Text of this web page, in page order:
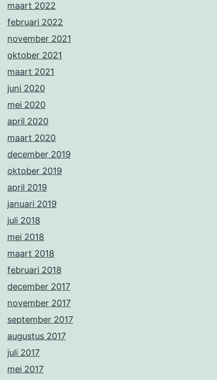
maart 2022
februari 2022
november 2021
oktober 2021
maart 2021
juni 2020
mei 2020
april 2020
maart 2020
december 2019
oktober 2019
april 2019
januari 2019
juli 2018
mei 2018
maart 2018
februari 2018
december 2017
november 2017
september 2017
augustus 2017
juli 2017
mei 2017